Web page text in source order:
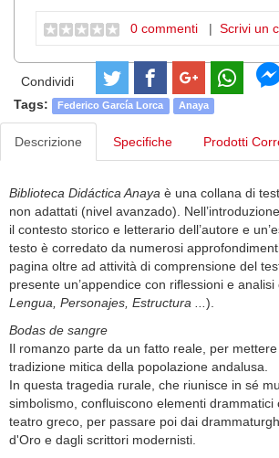
0 commenti | Scrivi un
Condividi
Tags:
Federico García Lorca Anaya
Descrizione Specifiche Prodotti
Biblioteca Didáctica Anaya è una collana di
non adattati (nivel avanzado).
il contesto storico e letterario dell’autore e
testo è corredato da numerosi
pagina oltre ad attività di comprensione del
presente un’appendice con riflessioni e analisi
Lengua, Personajes, Estructura ...).
Bodas de sangre
Il romanzo parte da un fatto reale, per
tradizione mitica della popolazione andalusa.
In questa tragedia rurale, che riunisce in sé
simbolismo, confluiscono elementi drammatici
teatro greco, per passare poi dai
d'Oro e dagli scrittori modernisti.